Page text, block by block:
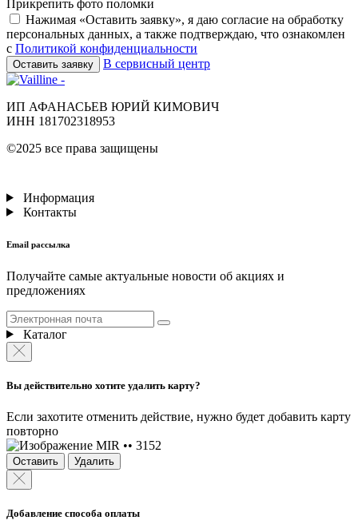
Прикрепить фото поломки
Нажимая «Оставить заявку», я даю согласие на обработку
персональных данных, а также подтверждаю, что ознакомлен
с Политикой конфиденциальности
Оставить заявку В сервисный центр
ИП АФАНАСЬЕВ ЮРИЙ КИМОВИЧ
ИНН 181702318953
©2025 все права защищены
Информация
Контакты
Email рассылка
Получайте самые актуальные новости об акциях и
предложениях
Каталог
Вы действительно хотите удалить карту?
Если захотите отменить действие, нужно будет добавить карту
повторно
MIR •• 3152
Оставить Удалить
Добавление способа оплаты